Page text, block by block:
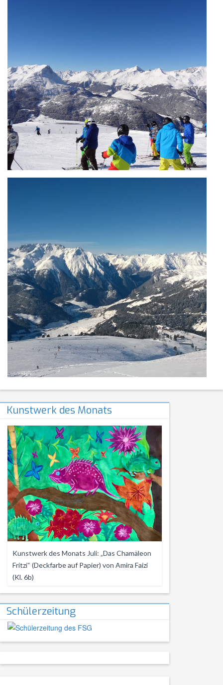
Kunstwerk des Monats
Kunstwerk des Monats Juli: „Das Chamäleon
Fritzi“ (Deckfarbe auf Papier) von Amira Faizi
(Kl. 6b)
Schülerzeitung